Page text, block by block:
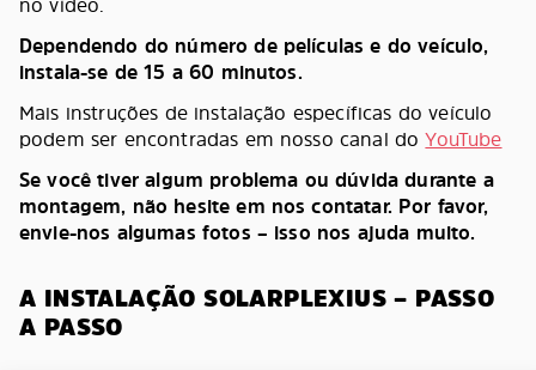
Dependendo do número de películas e do veículo,
instala-se de 15 a 60 minutos.
Mais instruções de instalação específicas do veículo
podem ser encontradas em nosso canal doYouTube
Se você tiver algum problema ou dúvida durante a
montagem, não hesite em nos contatar. Por favor,
envie-nos algumas fotos – isso nos ajuda muito.
A INSTALAÇÃO SOLARPLEXIUS – PASSO
A PASSO